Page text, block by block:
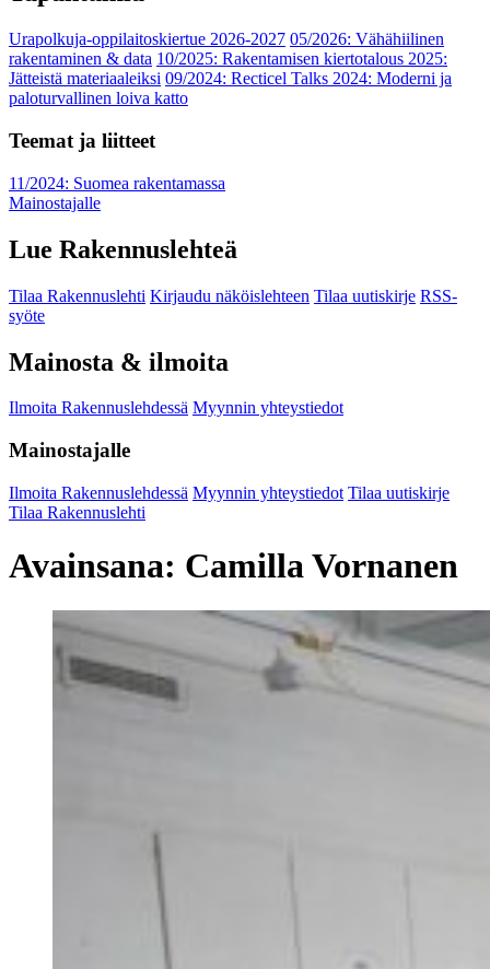
Urapolkuja-oppilaitoskiertue 2026-2027 05/2026: Vähähiilinen
rakentaminen & data 10/2025: Rakentamisen kiertotalous 2025:
Jätteistä materiaaleiksi 09/2024: Recticel Talks 2024: Moderni ja
paloturvallinen loiva katto
Teemat ja liitteet
11/2024: Suomea rakentamassa
Mainostajalle
Lue Rakennuslehteä
Tilaa Rakennuslehti Kirjaudu näköislehteen Tilaa uutiskirje RSS-
syöte
Mainosta & ilmoita
Ilmoita Rakennuslehdessä Myynnin yhteystiedot
Mainostajalle
Ilmoita Rakennuslehdessä Myynnin yhteystiedot Tilaa uutiskirje
Tilaa Rakennuslehti
Avainsana: Camilla Vornanen